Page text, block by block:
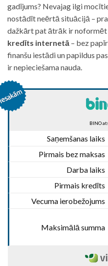
gadījums? Nevajag ilgi
nostādīt neērtā situācijā –
dažkārt pat ātrāk ir
kredīts internetā – bez
finanšu iestādi un papildus
ir nepieciešama nauda.
BINO
Saņemšanas laiks
Pirmais bez maksas
Darba laiks
Pirmais kredīts
Vecuma ierobežojums
Maksimālā summa